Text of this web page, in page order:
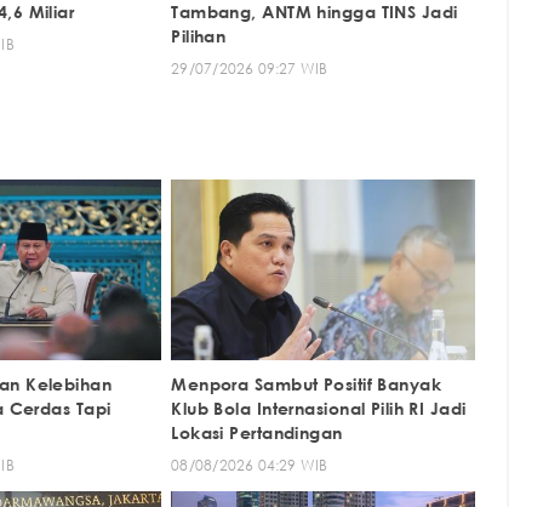
Miliar
Tambang, ANTM hingga TINS Jadi
Pilihan
29/07/2026 09:27 WIB
Kelebihan
Cerdas Tapi
Menpora Sambut Positif Banyak
Klub Bola Internasional Pilih RI Jadi
Lokasi Pertandingan
08/08/2026 04:29 WIB